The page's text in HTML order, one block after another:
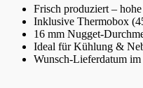
Frisch produziert –
Inklusive Thermobox
16 mm Nugget-
Ideal für Kühlung &
Wunsch-Lieferdatum